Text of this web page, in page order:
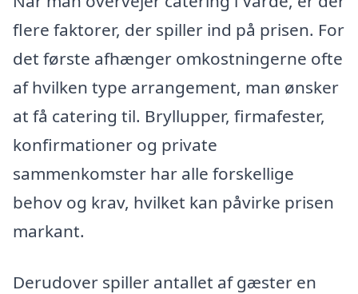
flere faktorer, der spiller ind på prisen. For
det første afhænger omkostningerne ofte
af hvilken type arrangement, man ønsker
at få catering til. Bryllupper, firmafester,
konfirmationer og private
sammenkomster har alle forskellige
behov og krav, hvilket kan påvirke prisen
markant.
Derudover spiller antallet af gæster en